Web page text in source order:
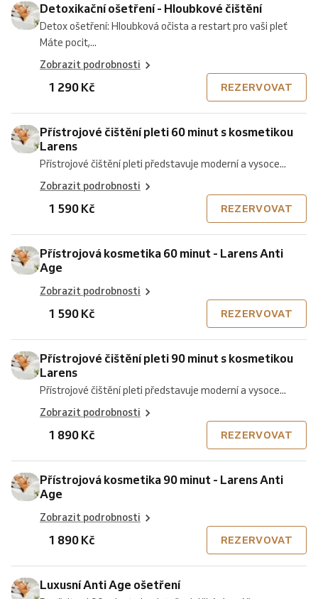
Detoxikační ošetření - Hloubkové čištění
Detox ošetření: Hloubková očista a restart pro vaši pleť
Máte pocit,...
Zobrazit podrobnosti
1 290 Kč REZERVOVAT
Přístrojové čištění pleti 60 minut s kosmetikou
Larens
Přístrojové čištění pleti představuje moderní a vysoce...
Zobrazit podrobnosti
1 590 Kč REZERVOVAT
Přístrojová kosmetika 60 minut - Larens Anti
Age
Zobrazit podrobnosti
1 590 Kč REZERVOVAT
Přístrojové čištění pleti 90 minut s kosmetikou
Larens
Přístrojové čištění pleti představuje moderní a vysoce...
Zobrazit podrobnosti
1 890 Kč REZERVOVAT
Přístrojová kosmetika 90 minut - Larens Anti
Age
Zobrazit podrobnosti
1 890 Kč REZERVOVAT
Luxusní Anti Age ošetření